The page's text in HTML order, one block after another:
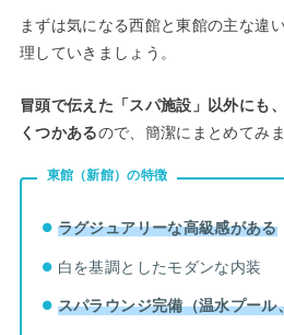
まずは気になる西館と東館の主な違
理していきましょう。
冒頭で伝えた「スパ施設」以外にも
くつかあるので、簡潔にまとめてみま
東館（新館）の特徴
ラグジュアリーな高級感がある
白を基調としたモダンな内装
スパラウンジ完備（温水プール